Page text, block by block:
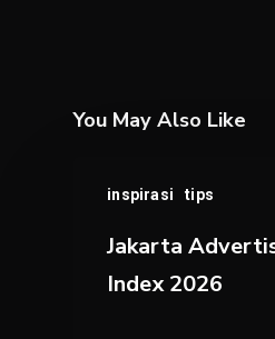
You May Also Like
inspirasi tips
Advertising
Power
2026
Jakarta
Index 2026